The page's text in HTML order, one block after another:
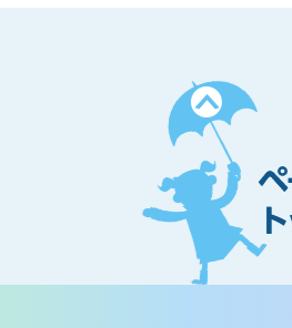
ペ
ー
ジ
ト
ッ